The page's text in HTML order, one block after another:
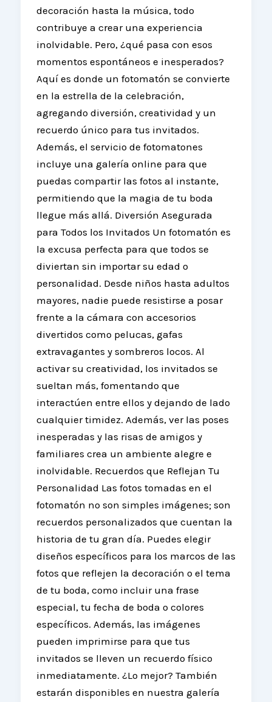
decoración hasta la música, todo
contribuye a crear una experiencia
inolvidable. Pero, ¿qué pasa con esos
momentos espontáneos e inesperados?
Aquí es donde un fotomatón se convierte
en la estrella de la celebración,
agregando diversión, creatividad y un
recuerdo único para tus invitados.
Además, el servicio de fotomatones
incluye una galería online para que
puedas compartir las fotos al instante,
permitiendo que la magia de tu boda
llegue más allá. Diversión Asegurada
para Todos los Invitados Un fotomatón es
la excusa perfecta para que todos se
diviertan sin importar su edad o
personalidad. Desde niños hasta adultos
mayores, nadie puede resistirse a posar
frente a la cámara con accesorios
divertidos como pelucas, gafas
extravagantes y sombreros locos. Al
activar su creatividad, los invitados se
sueltan más, fomentando que
interactúen entre ellos y dejando de lado
cualquier timidez. Además, ver las poses
inesperadas y las risas de amigos y
familiares crea un ambiente alegre e
inolvidable. Recuerdos que Reflejan Tu
Personalidad Las fotos tomadas en el
fotomatón no son simples imágenes; son
recuerdos personalizados que cuentan la
historia de tu gran día. Puedes elegir
diseños específicos para los marcos de las
fotos que reflejen la decoración o el tema
de tu boda, como incluir una frase
especial, tu fecha de boda o colores
específicos. Además, las imágenes
pueden imprimirse para que tus
invitados se lleven un recuerdo físico
inmediatamente. ¿Lo mejor? También
estarán disponibles en nuestra galería